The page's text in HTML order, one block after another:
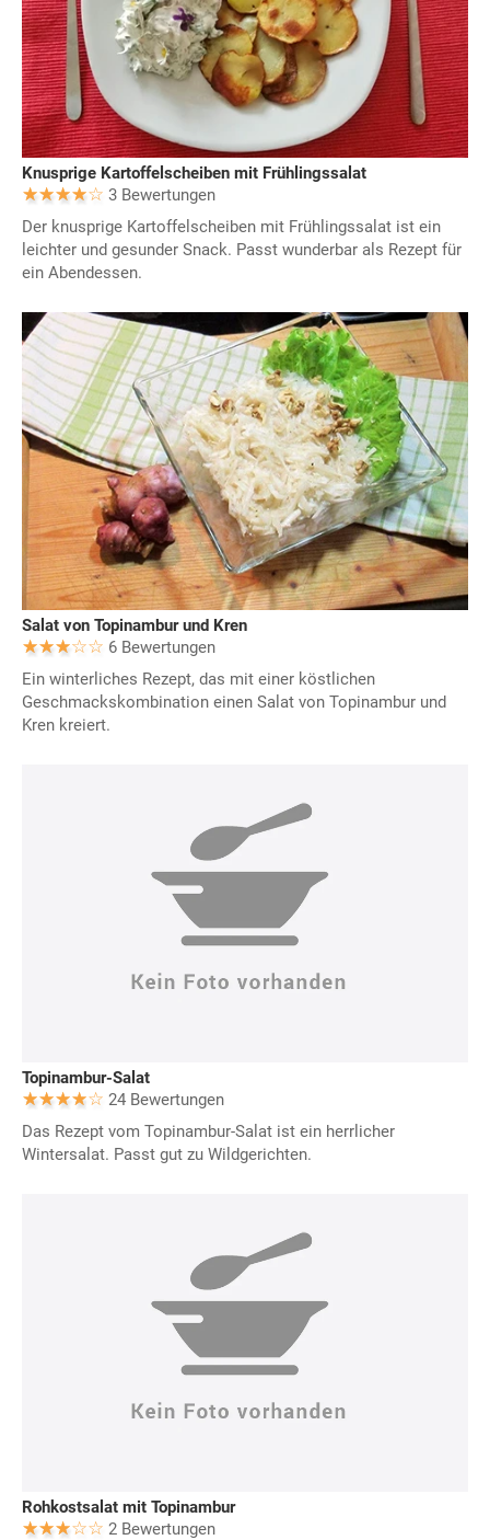
Knusprige Kartoffelscheiben mit Frühlingssalat
3 Bewertungen
Der knusprige Kartoffelscheiben mit Frühlingssalat ist ein
leichter und gesunder Snack. Passt wunderbar als Rezept für
ein Abendessen.
Salat von Topinambur und Kren
6 Bewertungen
Ein winterliches Rezept, das mit einer köstlichen
Geschmackskombination einen Salat von Topinambur und
Kren kreiert.
Topinambur-Salat
24 Bewertungen
Das Rezept vom Topinambur-Salat ist ein herrlicher
Wintersalat. Passt gut zu Wildgerichten.
Rohkostsalat mit Topinambur
2 Bewertungen